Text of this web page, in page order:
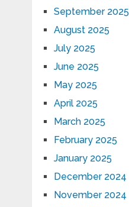
September 2025
August 2025
July 2025
June 2025
May 2025
April 2025
March 2025
February 2025
January 2025
December 2024
November 2024